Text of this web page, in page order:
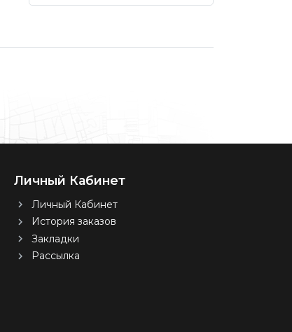
Личный Кабинет
Личный Кабинет
История заказов
Закладки
Рассылка